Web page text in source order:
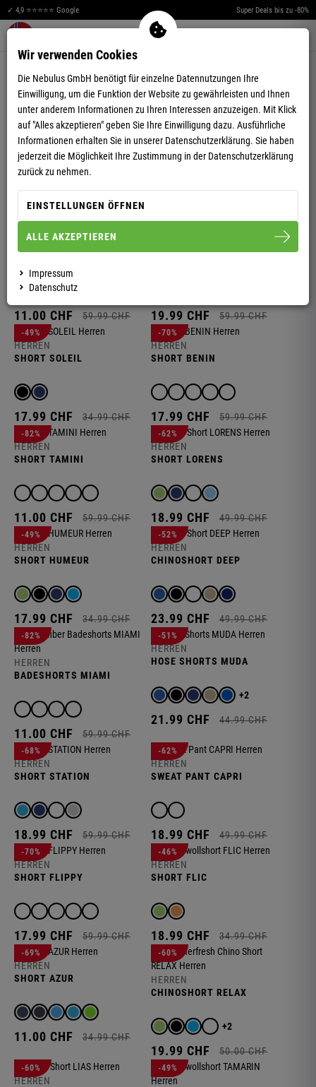
✓ 4,9 ⭐⭐⭐⭐⭐ Google Super Deals bis zu -80%
Warenkorb aufklappen
SHORTS
HERREN
SHORT LEON
HERREN
CARGO SHORT BOODY
11.00 CHF 59.99 CHF
-82%
19.99 CHF 59.99 CHF
HERREN
SHORT SOLEIL
17.99 CHF 34.99 CHF
-49%
HERREN
SHORT BENIN
17.99 CHF 59.99 CHF
-70%
HERREN
SHORT TAMINI
11.00 CHF 59.99 CHF
-82%
HERREN
SHORT LORENS
18.99 CHF 49.99 CHF
-62%
HERREN
SHORT HUMEUR
17.99 CHF 34.99 CHF
-49%
HERREN
CHINOSHORT DEEP
23.99 CHF 49.99 CHF
-52%
HERREN
BADESHORTS MIAMI
11.00 CHF 59.99 CHF
-82%
HERREN
HOSE SHORTS MUDA
+2
21.99 CHF 44.99 CHF
-51%
HERREN
SHORT STATION
18.99 CHF 59.99 CHF
-68%
HERREN
SWEAT PANT CAPRI
18.99 CHF 49.99 CHF
-62%
HERREN
SHORT FLIPPY
17.99 CHF 59.99 CHF
-70%
HERREN
SHORT FLIC
18.99 CHF 34.99 CHF
-46%
HERREN
SHORT AZUR
11.00 CHF 34.99 CHF
-69%
HERREN
CHINOSHORT RELAX
+2
19.99 CHF 50.00 CHF
-60%
HERREN
-60% -49%
Wir verwenden Cookies
Die Nebulus GmbH benötigt für einzelne Datennutzungen Ihre
Einwilligung, um die Funktion der Website zu gewährleisten und Ihnen
unter anderem Informationen zu Ihren Interessen anzuzeigen. Mit Klick
auf "Alles akzeptieren" geben Sie Ihre Einwilligung dazu. Ausführliche
Informationen erhalten Sie in unserer Datenschutzerklärung. Sie haben
jederzeit die Möglichkeit Ihre Zustimmung in der Datenschutzerklärung
zurück zu nehmen.
EINSTELLUNGEN ÖFFNEN
ALLE AKZEPTIEREN
Impressum
Datenschutz